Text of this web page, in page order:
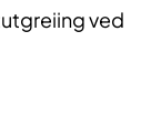
ved